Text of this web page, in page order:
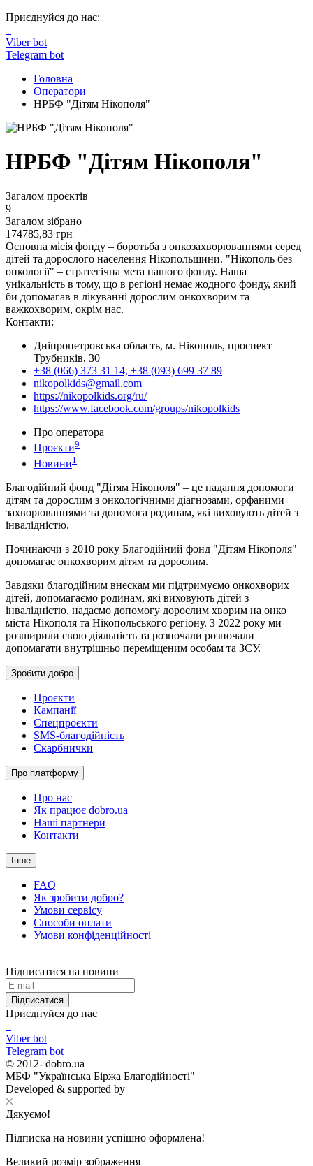
Приєднуйся до нас:
Viber bot
Telegram bot
Головна
Оператори
НРБФ "Дітям Нікополя"
НРБФ "Дітям Нікополя"
Загалом проєктів
9
Загалом зібрано
174785,83 грн
Основна місія фонду – боротьба з онкозахворюваннями серед
дітей та дорослого населення Нікопольщини. "Нікополь без
онкології" – стратегічна мета нашого фонду. Наша
унікальність в тому, що в регіоні немає жодного фонду, який
би допомагав в лікуванні дорослим онкохворим та
важкохворим, окрім нас.
Контакти:
Дніпропетровська область, м. Нікополь, проспект
Трубників, 30
+38 (066) 373 31 14, +38 (093) 699 37 89
nikopolkids@gmail.com
https://nikopolkids.org/ru/
https://www.facebook.com/groups/nikopolkids
Про оператора
Проєкти9
Новини1
Благодійний фонд "Дітям Нікополя" – це надання допомоги
дітям та дорослим з онкологічними діагнозами, орфаними
захворюваннями та допомога родинам, які виховують дітей з
інвалідністю.
Починаючи з 2010 року Благодійний фонд "Дітям Нікополя"
допомагає онкохворим дітям та дорослим.
Завдяки благодійним внескам ми підтримуємо онкохворих
дітей, допомагаємо родинам, які виховують дітей з
інвалідністю, надаємо допомогу дорослим хворим на онко
міста Нікополя та Нікопольського регіону. З 2022 року ми
розширили свою діяльність та розпочали розпочали
допомагати внутрішньо переміщеним особам та ЗСУ.
Зробити добро
Проєкти
Кампанії
Спецпроєкти
SMS-благодійність
Скарбнички
Про платформу
Про нас
Як працює dobro.ua
Наші партнери
Контакти
Інше
FAQ
Як зробити добро?
Умови сервісу
Способи оплати
Умови конфіденційності
Підписатися на новини
Підписатися
Приєднуйся до нас
Viber bot
Telegram bot
© 2012- dobro.ua
МБФ "Українська Біржа Благодійності"
Developed & supported by
Дякуємо!
Підписка на новини успішно оформлена!
Великий розмір зображення